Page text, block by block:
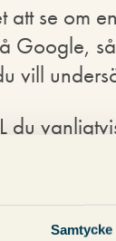
Samtycke
att se om
Google,
vill
du
är denna
någon